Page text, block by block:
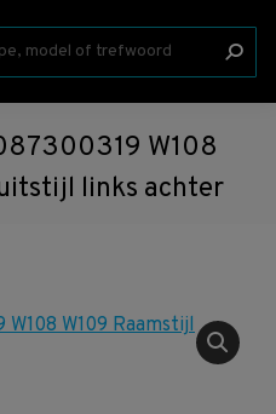
W108
links achter